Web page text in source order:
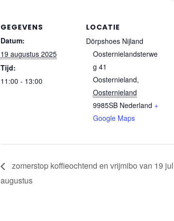
GEGEVENS
Datum:
19 augustus 2025
Tijd:
11:00 - 13:00
LOCATIE
Dörpshoes Nijland
Oosternielandsterwe
g 41
Oosternieland,
Oosternieland
9985SB Nederland +
Google Maps
zomerstop koffieochtend en vrijmibo van 19
augustus